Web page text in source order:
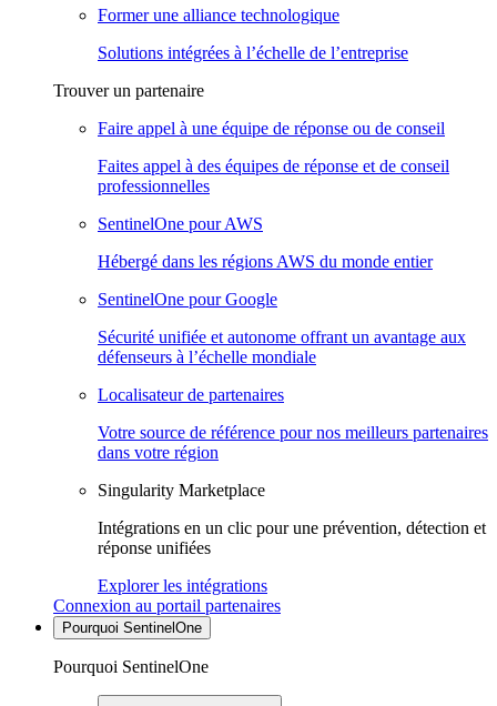
Former une alliance technologique
Solutions intégrées à l’échelle de l’entreprise
Trouver un partenaire
Faire appel à une équipe de réponse ou de conseil
Faites appel à des équipes de réponse et de conseil
professionnelles
SentinelOne pour AWS
Hébergé dans les régions AWS du monde entier
SentinelOne pour Google
Sécurité unifiée et autonome offrant un avantage aux
défenseurs à l’échelle mondiale
Localisateur de partenaires
Votre source de référence pour nos meilleurs partenaires
dans votre région
Singularity Marketplace
Intégrations en un clic pour une prévention, détection et
réponse unifiées
Explorer les intégrations
Connexion au portail partenaires
Pourquoi SentinelOne
Pourquoi SentinelOne